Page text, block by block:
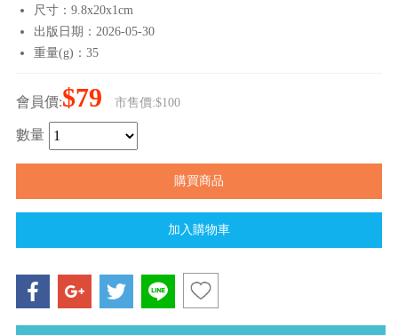
尺寸：9.8x20x1cm
出版日期：2026-05-30
重量(g)：35
會員價:$79 市售價:$100
數量